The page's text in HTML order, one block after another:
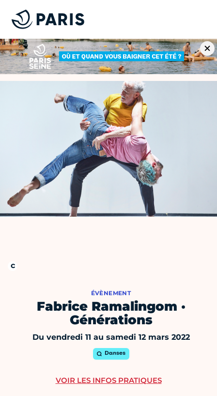
ÉVÈNEMENT
Fabrice Ramalingom ·
Générations
Du vendredi 11 au samedi 12 mars 2022
Danses
VOIR LES INFOS PRATIQUES